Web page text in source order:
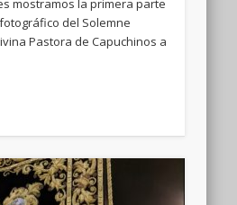
mostramos la primera parte
del Solemne
Pastora de Capuchinos a